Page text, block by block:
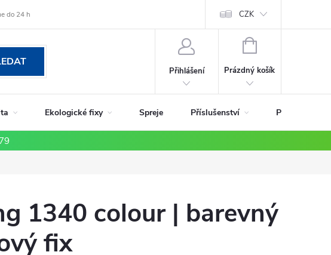
do 24 hpodmínky CZK
Přihlášení
NÁKUPNÍ
Prázdný košík
Ekologické fixy Spreje Příslušenství Podle
1340 colour | barevný
fix